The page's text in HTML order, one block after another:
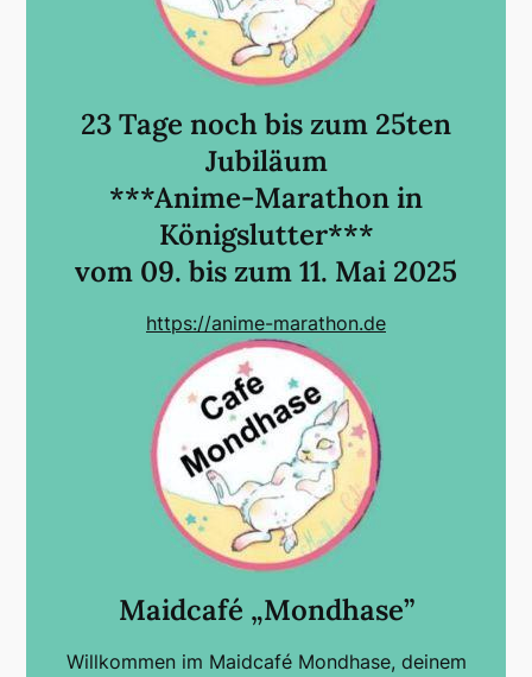
23 Tage noch bis zum 25ten
Jubiläum
***Anime-Marathon in
Königslutter***
vom 09. bis zum 11. Mai 2025
https://anime-marathon.de
Maidcafé „Mondhase”
Willkommen im Maidcafé Mondhase, deinem